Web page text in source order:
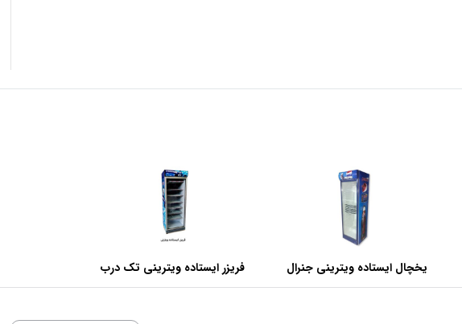
یخچال ایستاده ویترینی جنرال
عرض 70 سانتی متر
فریزر ایستاده ویترینی تک درب
عرض 70 سانتی متر